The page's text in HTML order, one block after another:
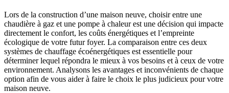
Lors de la construction d’une maison neuve, choisir entre une
chaudière à gaz et une pompe à chaleur est une décision qui impacte
directement le confort, les coûts énergétiques et l’empreinte
écologique de votre futur foyer. La comparaison entre ces deux
systèmes de chauffage écoénergétiques est essentielle pour
déterminer lequel répondra le mieux à vos besoins et à ceux de votre
environnement. Analysons les avantages et inconvénients de chaque
option afin de vous aider à faire le choix le plus judicieux pour votre
maison neuve.